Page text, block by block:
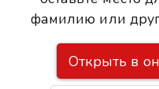
фамилию или
Открыть в